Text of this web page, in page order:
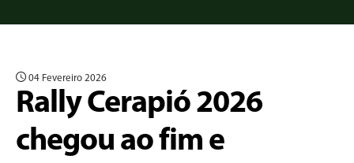
04 Fevereiro 2026
Rally Cerapió 2026
chegou ao fim e